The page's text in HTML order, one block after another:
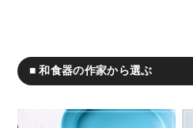
■ 和食器の作家から選ぶ